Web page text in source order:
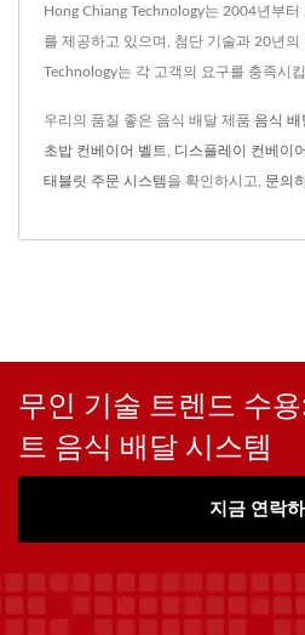
Hong Chiang Technology는 2004년부
를 제공하고 있으며, 첨단 기술과 20년
Technology는 각 고객의 요구를 충족시
우리의 품질 좋은 음식 배달 제품 음식 배
초밥 컨베이어 벨트 디스플레이 컨베이어
태블릿 주문 시스템 을 확인하시고, 문의
무인 기술 트렌드 수
트 음식 배달 시스템
지금 연락